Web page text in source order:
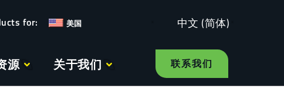
美国 中文 (简体)
源 关于我们 联系我们